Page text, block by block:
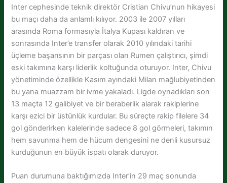
Inter cephesinde teknik direktör Cristian Chivu’nun hikayesi
bu maçı daha da anlamlı kılıyor. 2003 ile 2007 yılları
arasında Roma formasıyla İtalya Kupası kaldıran ve
sonrasında Inter’e transfer olarak 2010 yılındaki tarihi
üçleme başarısının bir parçası olan Rumen çalıştırıcı, şimdi
eski takımına karşı liderlik koltuğunda oturuyor. Inter, Chivu
yönetiminde özellikle Kasım ayındaki Milan mağlubiyetinden
bu yana muazzam bir ivme yakaladı. Ligde oynadıkları son
13 maçta 12 galibiyet ve bir beraberlik alarak rakiplerine
karşı ezici bir üstünlük kurdular. Bu süreçte rakip filelere 34
gol gönderirken kalelerinde sadece 8 gol görmeleri, takımın
hem savunma hem de hücum dengesini ne denli kusursuz
kurduğunun en büyük ispatı olarak duruyor.
Puan durumuna baktığımızda Inter’in 29 maç sonunda